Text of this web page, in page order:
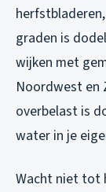
graden is
wijken met
Noordwest en
overbelast is
water in je
Wacht niet tot